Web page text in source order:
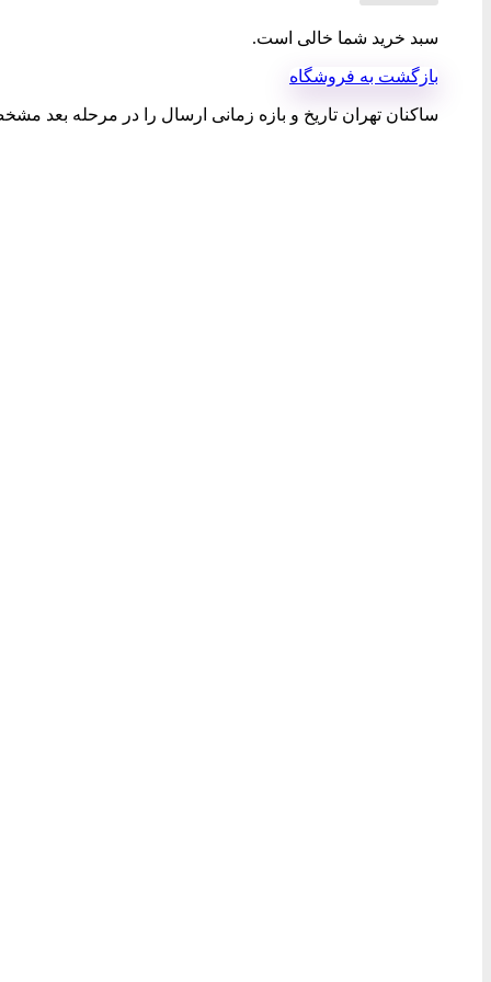
سبد خرید شما خالی است.
بازگشت به فروشگاه
ساکنان تهران تاریخ و بازه زمانی ارسال را در مرحله بعد